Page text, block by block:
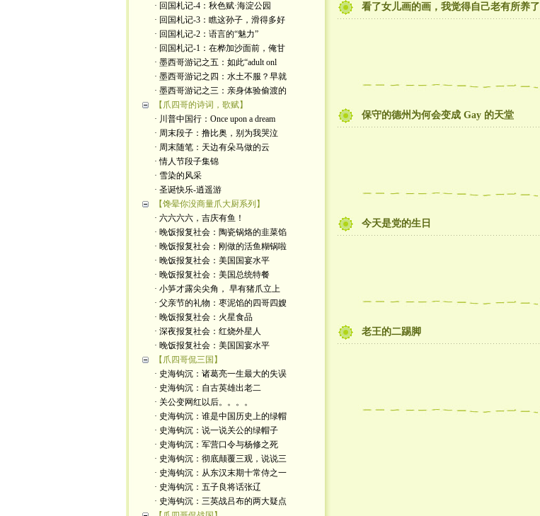
· 回国札记-4：秋色赋·海淀公园
· 回国札记-3：瞧这孙子，滑得多好
· 回国札记-2：语言的“魅力”
· 回国札记-1：在桦加沙面前，俺甘
· 墨西哥游记之五：如此“adult onl
· 墨西哥游记之四：水土不服？早就
· 墨西哥游记之三：亲身体验偷渡的
【爪四哥的诗词，歌赋】
· 川普中国行：Once upon a dream
· 周末段子：撸比奥，别为我哭泣
· 周末随笔：天边有朵马做的云
· 情人节段子集锦
· 雪染的风采
· 圣诞快乐-逍遥游
【馋晕你没商量爪大厨系列】
· 六六六六，吉庆有鱼！
· 晚饭报复社会：陶瓷锅烙的韭菜馅
· 晚饭报复社会：刚做的活鱼糊锅啦
· 晚饭报复社会：美国国宴水平
· 晚饭报复社会：美国总统特餐
· 小笋才露尖尖角， 早有猪爪立上
· 父亲节的礼物：枣泥馅的四哥四嫂
· 晚饭报复社会：火星食品
· 深夜报复社会：红烧外星人
· 晚饭报复社会：美国国宴水平
【爪四哥侃三国】
· 史海钩沉：诸葛亮一生最大的失误
· 史海钩沉：自古英雄出老二
· 关公变网红以后。。。。
· 史海钩沉：谁是中国历史上的绿帽
· 史海钩沉：说一说关公的绿帽子
· 史海钩沉：军营口令与杨修之死
· 史海钩沉：彻底颠覆三观，说说三
· 史海钩沉：从东汉末期十常侍之一
· 史海钩沉：五子良将话张辽
· 史海钩沉：三英战吕布的两大疑点
看了女儿画的画，我觉得自己老有所养了
保守的德州为何会变成 Gay 的天堂
今天是党的生日
老王的二踢脚